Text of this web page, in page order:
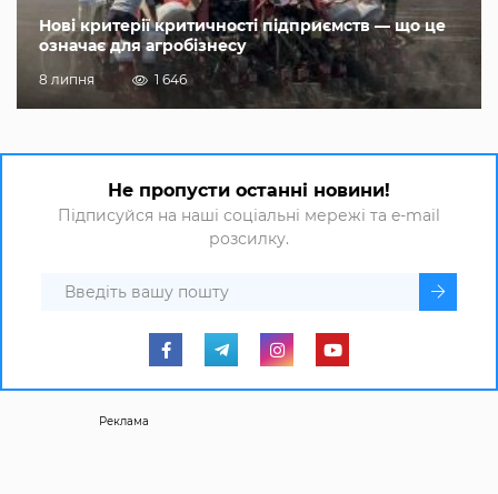
Нові критерії критичності підприємств — що це
означає для агробізнесу
8 липня 1 646
Не пропусти останні новини!
Підписуйся на наші соціальні мережі та e-mail
розсилку.
Реклама